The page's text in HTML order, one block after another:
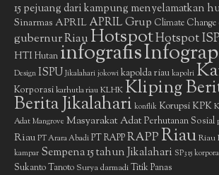
15 pejuang dari kampung menyelamatkan
Sinarmas APRIL APRIL Grup Climate Change
gubernur RiauHotspotHotspot
HTIHutan infografis
Design ISPU Jikalahari jokowi kapolda riau kapolri
Korporasikarhutla riauKLHKKliping
Berita Jikalahari konflik Korupsi KPK
Adat Mangrove Masyarakat AdatPerhutanan Sosial
Riau PT Arara Abadi PT RAPPRAPPRiauRiau
kampar Sempena 15 tahun Jikalahari SP3 15
Sukanto Tanoto Surya darmadiTitik Panas